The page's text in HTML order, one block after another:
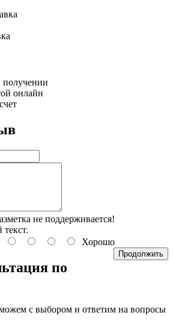
онлайн
не поддерживается!
Хорошо
Продолжить
по
с выбором и ответим на вопросы